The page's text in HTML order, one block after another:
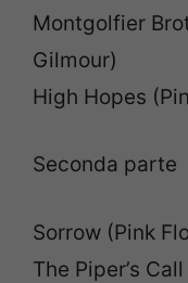
Montgolfier
Gilmour)
High Hopes
Seconda parte
Sorrow (Pink
The Piper’s